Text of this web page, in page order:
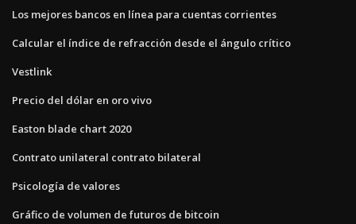
Los mejores bancos en línea para cuentas corrientes
Calcular el índice de refracción desde el ángulo crítico
Vestlink
Precio del dólar en oro vivo
Easton blade chart 2020
Contrato unilateral contrato bilateral
Psicología de valores
Gráfico de volumen de futuros de bitcoin